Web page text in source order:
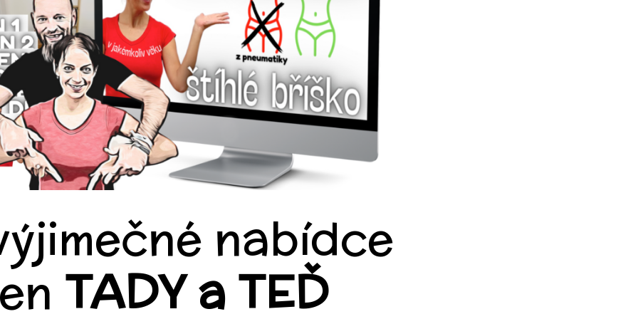
nabídce
TADY a TEĎ